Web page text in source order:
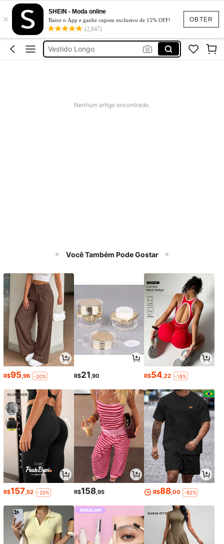
OBTER
×
SHEIN - Moda online
Baixe o App e ganhe cupom exclusivo de 15% OFF!
(2,847)
Vestido Longo Elegante
Vestido
Vestido Longo
Nenhum artigo encontrado.
Você Também Pode Gostar
R$95 ,96 -20% R$21 ,90 R$54 ,22 -18%
R$157,52 -20% R$158,95 R$88,00 -82%